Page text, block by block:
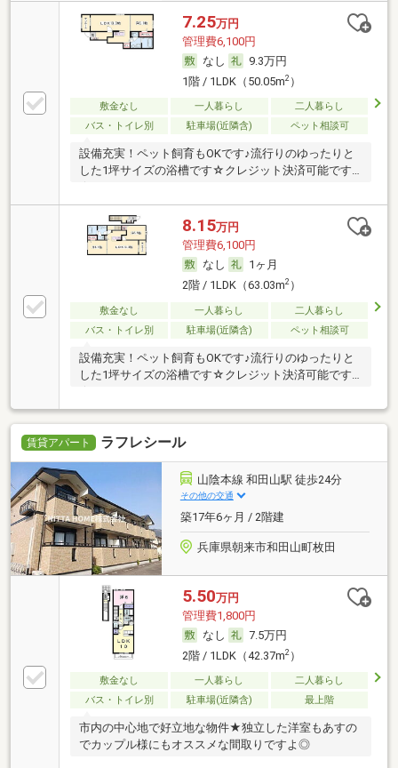
7.25万円
管理費6,100円
なし
9.3万円
1階 / 1LDK（50.05m2）
敷金なし 一人暮らし
二人暮らし
バス・トイレ別
駐車場(近隣含) ペット相談可
設備充実！ペット飼育もOKです♪流行りのゆったりと
した1坪サイズの浴槽です☆クレジット決済可能です
8.15万円
管理費6,100円
なし
1ヶ月
2階 / 1LDK（63.03m2）
敷金なし 一人暮らし
二人暮らし
バス・トイレ別
駐車場(近隣含) ペット相談可
設備充実！ペット飼育もOKです♪流行りのゆったりと
した1坪サイズの浴槽です☆クレジット決済可能です
☆
賃貸アパート ラフレシール
山陰本線 和田山駅 徒歩24分
その他の交通
築17年6ヶ月 / 2階建
兵庫県朝来市和田山町枚田
5.50万円
管理費1,800円
なし
7.5万円
2階 / 1LDK（42.37m2）
敷金なし 一人暮らし
二人暮らし
バス・トイレ別
駐車場(近隣含) 最上階
市内の中心地で好立地な物件★独立した洋室もあすの
でカップル様にもオススメな間取りですよ◎